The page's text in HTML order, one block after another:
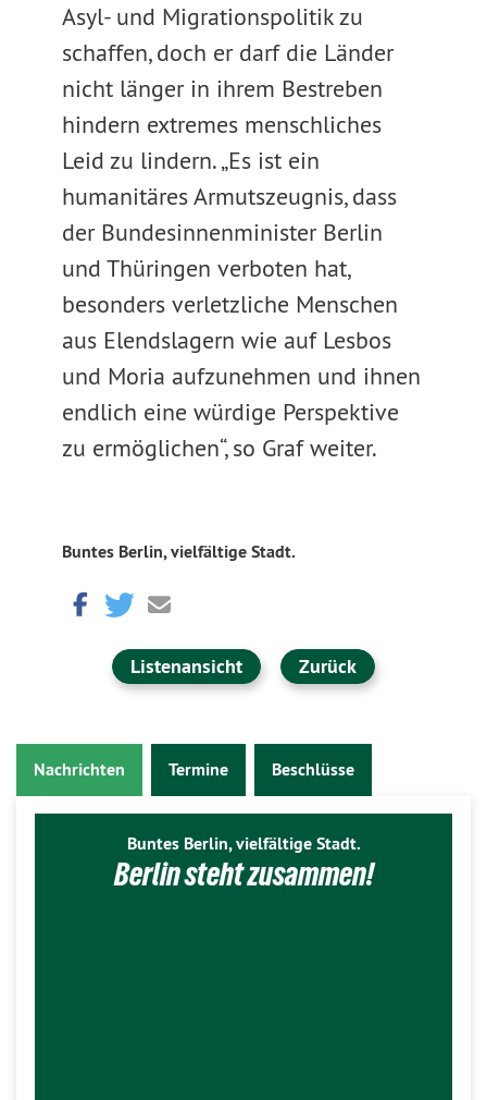
Asyl- und Migrationspolitik zu
schaffen, doch er darf die Länder
nicht länger in ihrem Bestreben
hindern extremes menschliches
Leid zu lindern. „Es ist ein
humanitäres Armutszeugnis, dass
der Bundesinnenminister Berlin
und Thüringen verboten hat,
besonders verletzliche Menschen
aus Elendslagern wie auf Lesbos
und Moria aufzunehmen und ihnen
endlich eine würdige Perspektive
zu ermöglichen“, so Graf weiter.
Buntes Berlin, vielfältige Stadt.
Listenansicht Zurück
Nachrichten Termine Beschlüsse
Buntes Berlin, vielfältige Stadt.
Berlin steht zusammen!